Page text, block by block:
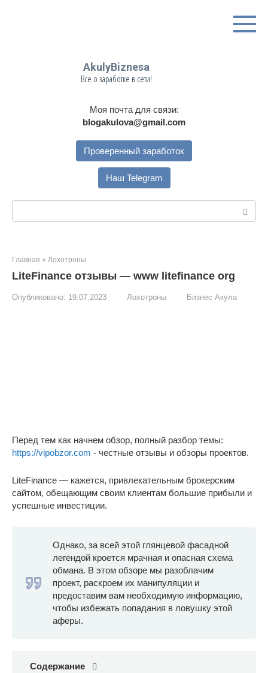
AkulyBiznesa
Все о заработке в сети!
Моя почта для связи:
blogakulova@gmail.com
Проверенный заработок
Наш Telegram
Главная » Лохотроны
LiteFinance отзывы — www litefinance org
Опубликовано: 19.07.2023 Лохотроны Бизнес Акула
Перед тем как начнем обзор, полный разбор темы:
https://vipobzor.com - честные отзывы и обзоры проектов.
LiteFinance — кажется, привлекательным брокерским
сайтом, обещающим своим клиентам большие прибыли и
успешные инвестиции.
Однако, за всей этой глянцевой фасадной
легендой кроется мрачная и опасная схема
обмана. В этом обзоре мы разоблачим
проект, раскроем их манипуляции и
предоставим вам необходимую информацию,
чтобы избежать попадания в ловушку этой
аферы.
Содержание